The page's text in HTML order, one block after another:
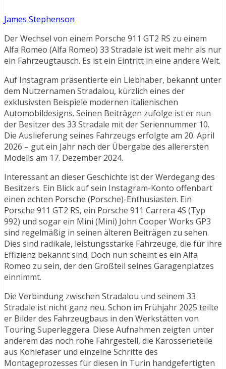
James Stephenson
Der Wechsel von einem Porsche 911 GT2 RS zu einem
Alfa Romeo (Alfa Romeo) 33 Stradale ist weit mehr als nur
ein Fahrzeugtausch. Es ist ein Eintritt in eine andere Welt.
Auf Instagram präsentierte ein Liebhaber, bekannt unter
dem Nutzernamen Stradalou, kürzlich eines der
exklusivsten Beispiele modernen italienischen
Automobildesigns. Seinen Beiträgen zufolge ist er nun
der Besitzer des 33 Stradale mit der Seriennummer 10.
Die Auslieferung seines Fahrzeugs erfolgte am 20. April
2026 – gut ein Jahr nach der Übergabe des allerersten
Modells am 17. Dezember 2024.
Interessant an dieser Geschichte ist der Werdegang des
Besitzers. Ein Blick auf sein Instagram-Konto offenbart
einen echten Porsche (Porsche)-Enthusiasten. Ein
Porsche 911 GT2 RS, ein Porsche 911 Carrera 4S (Typ
992) und sogar ein Mini (Mini) John Cooper Works GP3
sind regelmäßig in seinen älteren Beiträgen zu sehen.
Dies sind radikale, leistungsstarke Fahrzeuge, die für ihre
Effizienz bekannt sind. Doch nun scheint es ein Alfa
Romeo zu sein, der den Großteil seines Garagenplatzes
einnimmt.
Die Verbindung zwischen Stradalou und seinem 33
Stradale ist nicht ganz neu. Schon im Frühjahr 2025 teilte
er Bilder des Fahrzeugbaus in den Werkstätten von
Touring Superleggera. Diese Aufnahmen zeigten unter
anderem das noch rohe Fahrgestell, die Karosserieteile
aus Kohlefaser und einzelne Schritte des
Montageprozesses für diesen in Turin handgefertigten